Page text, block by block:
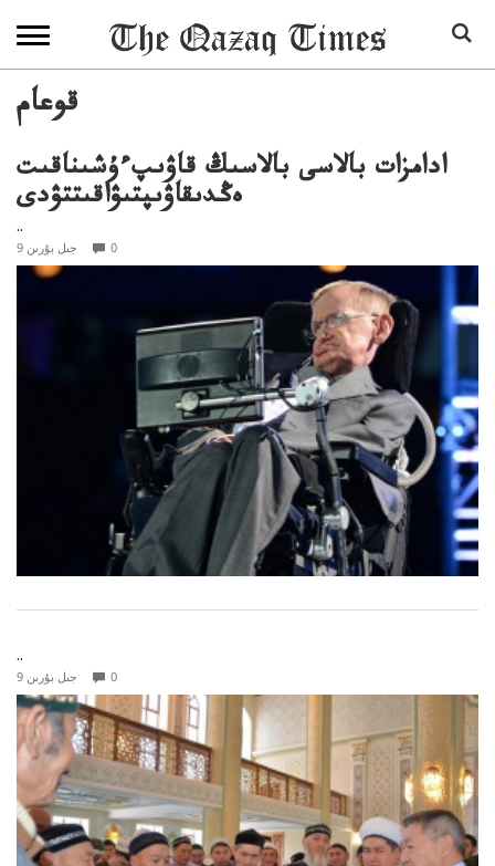
قوعام
ادامزات بالاسى بالاسىڭ قاۋىپءۇشىناقىت
ەڭدىقاۋىپتىۋاقىتتۋدى
..
9 جىل بۇرىن 0
..
9 جىل بۇرىن 0